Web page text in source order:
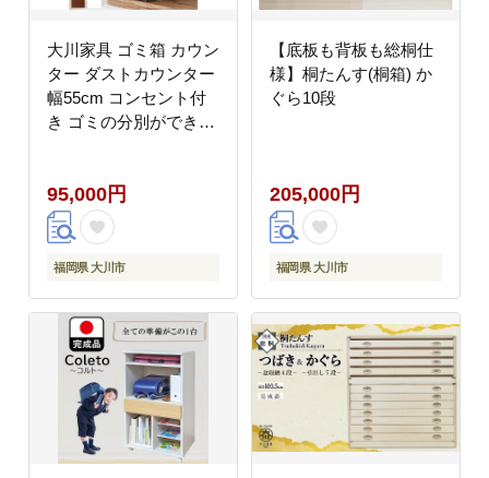
大川家具 ゴミ箱 カウン
ター ダストカウンター
幅55cm コンセント付
き ゴミの分別ができる
95,000円
福岡県 大川市
【底板も背板も総桐仕
様】桐たんす(桐箱) か
ぐら10段
205,000円
福岡県 大川市